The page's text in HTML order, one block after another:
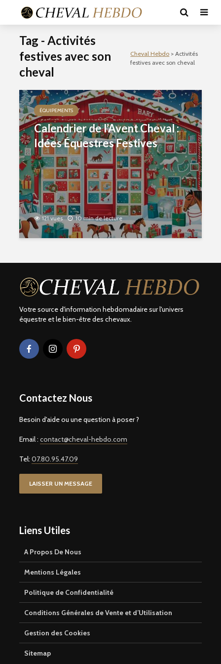
Tag - Activités
festives avec son
cheval
Cheval Hebdo >Activités
festives avec son cheval
ÉQUIPEMENTS
Calendrier de l’Avent Cheval :
Idées Équestres Festives
121 vues 10 min de lecture
Votre source d'information hebdomadaire sur l'univers
équestre et le bien-être des chevaux.
Contactez Nous
Besoin d'aide ou une question à poser ?
Email : contact@cheval-hebdo.com
Tel: 07.80.95.47.09
LAISSER UN MESSAGE
Liens Utiles
A Propos De Nous
Mentions Légales
Politique de Confidentialité
Conditions Générales de Vente et d’Utilisation
Gestion des Cookies
Sitemap